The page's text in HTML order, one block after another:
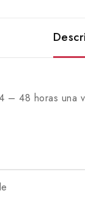
– 48 horas una